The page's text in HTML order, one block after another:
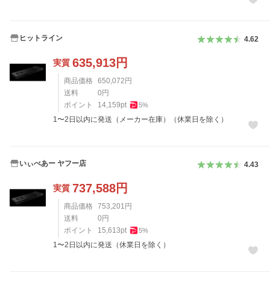
ヒットライン 4.62
実質 635,913円
商品価格 650,072 円
送料
0 円
ポイント
14,159pt 5%
1〜2日以内に発送（メーカー在庫）（休業日を除く）
いぃべあー ヤフー店 4.43
実質 737,588円
商品価格 753,201 円
送料
0 円
ポイント
15,613pt 5%
1〜2日以内に発送（休業日を除く）